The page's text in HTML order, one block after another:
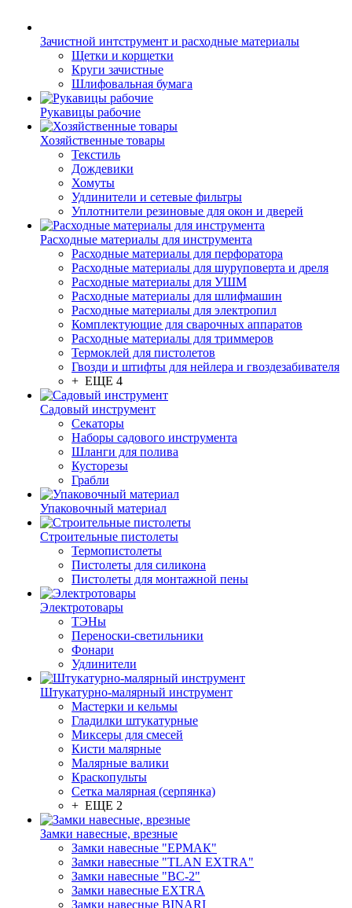
Зачистной интструмент и расходные материалы
Щетки и корщетки
Круги зачистные
Шлифовальная бумага
Рукавицы рабочие
Хозяйственные товары
Текстиль
Дождевики
Хомуты
Удлинители и сетевые фильтры
Уплотнители резиновые для окон и дверей
Расходные материалы для инструмента
Расходные материалы для перфоратора
Расходные материалы для шуруповерта и дреля
Расходные материалы для УШМ
Расходные материалы для шлифмашин
Расходные материалы для электропил
Комплектующие для сварочных аппаратов
Расходные материалы для триммеров
Термоклей для пистолетов
Гвозди и штифты для нейлера и гвоздезабивателя
+ ЕЩЕ 4
Садовый инструмент
Секаторы
Наборы садового инструмента
Шланги для полива
Кусторезы
Грабли
Упаковочный материал
Строительные пистолеты
Термопистолеты
Пистолеты для силикона
Пистолеты для монтажной пены
Электротовары
ТЭНы
Переноски-светильники
Фонари
Удлинители
Штукатурно-малярный инструмент
Мастерки и кельмы
Гладилки штукатурные
Миксеры для смесей
Кисти малярные
Малярные валики
Краскопульты
Сетка малярная (серпянка)
+ ЕЩЕ 2
Замки навесные, врезные
Замки навесные "ЕРМАК"
Замки навесные "TLAN EXTRA"
Замки навесные "ВС-2"
Замки навесные EXTRA
Замки навесные BINARI